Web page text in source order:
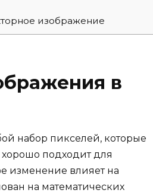
изображение
в
набор пикселей, которые
подходит для
изменение влияет на
на математических